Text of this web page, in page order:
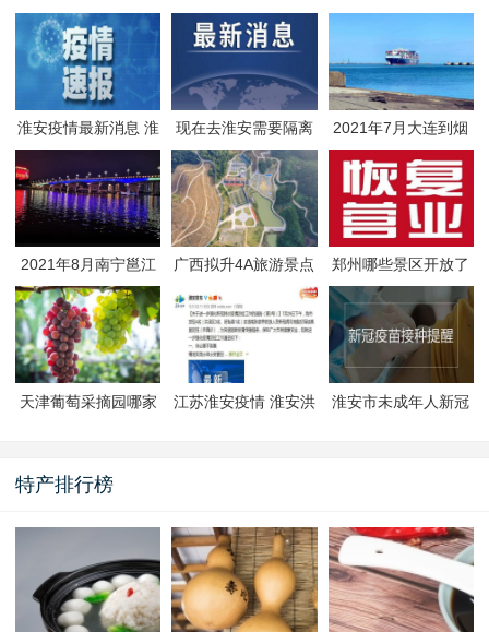
淮安疫情最新消息 淮
安疫情防控政策
现在去淮安需要隔离
吗 淮安最新隔离政策
2021年7月大连到烟
台航线因台风停航
2021年8月南宁邕江
夜游活动
广西拟升4A旅游景点
郑州哪些景区开放了
郑州景区什么时候恢
复开放
天津葡萄采摘园哪家
江苏淮安疫情 淮安洪
淮安市未成年人新冠
特产排行榜